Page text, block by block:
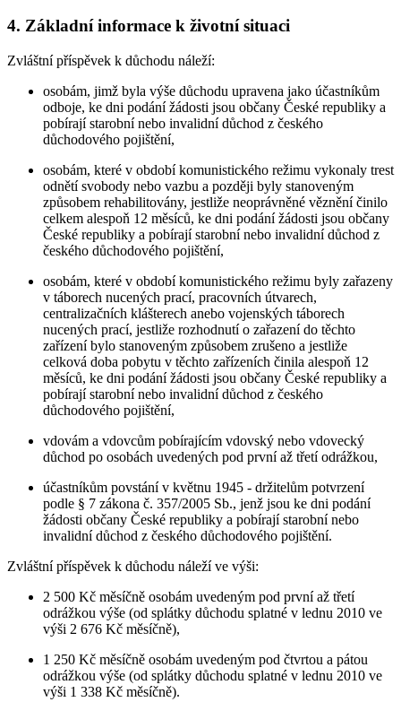
4. Základní informace k životní situaci
Zvláštní příspěvek k důchodu náleží:
osobám, jimž byla výše důchodu upravena jako účastníkům
odboje, ke dni podání žádosti jsou občany České republiky a
pobírají starobní nebo invalidní důchod z českého
důchodového pojištění,
osobám, které v období komunistického režimu vykonaly trest
odnětí svobody nebo vazbu a později byly stanoveným
způsobem rehabilitovány, jestliže neoprávněné věznění činilo
celkem alespoň 12 měsíců, ke dni podání žádosti jsou občany
České republiky a pobírají starobní nebo invalidní důchod z
českého důchodového pojištění,
osobám, které v období komunistického režimu byly zařazeny
v táborech nucených prací, pracovních útvarech,
centralizačních klášterech anebo vojenských táborech
nucených prací, jestliže rozhodnutí o zařazení do těchto
zařízení bylo stanoveným způsobem zrušeno a jestliže
celková doba pobytu v těchto zařízeních činila alespoň 12
měsíců, ke dni podání žádosti jsou občany České republiky a
pobírají starobní nebo invalidní důchod z českého
důchodového pojištění,
vdovám a vdovcům pobírajícím vdovský nebo vdovecký
důchod po osobách uvedených pod první až třetí odrážkou,
účastníkům povstání v květnu 1945 - držitelům potvrzení
podle § 7 zákona č. 357/2005 Sb., jenž jsou ke dni podání
žádosti občany České republiky a pobírají starobní nebo
invalidní důchod z českého důchodového pojištění.
Zvláštní příspěvek k důchodu náleží ve výši:
2 500 Kč měsíčně osobám uvedeným pod první až třetí
odrážkou výše (od splátky důchodu splatné v lednu 2010 ve
výši 2 676 Kč měsíčně),
1 250 Kč měsíčně osobám uvedeným pod čtvrtou a pátou
odrážkou výše (od splátky důchodu splatné v lednu 2010 ve
výši 1 338 Kč měsíčně).